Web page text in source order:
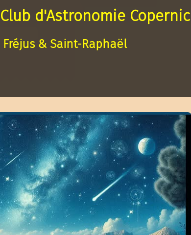
Club d'Astronomie Copernic
Fréjus & Saint-Raphaël